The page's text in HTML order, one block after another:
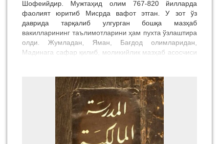
Шофеийдир. Мужтаҳид олим 767-820 йилларда
фаолият юритиб Мисрда вафот этган. У зот ўз
даврида тарқалиб улгурган бошқа мазҳаб
вакилларининг таълимотларини ҳам пухта ўзлаштира
олди. Жумладан, Яман, Бағдод олимларидан,
Мадинага сафар қилиб, моликийлик мазҳаб асосчиси
Ҳанифанинг машҳур шогирдларидан ҳам таълим
олди. Ҳанафийлик таълимотини асосан Муҳаммад
ибн Ҳасан Шайбонийдан ўзлаштирди.